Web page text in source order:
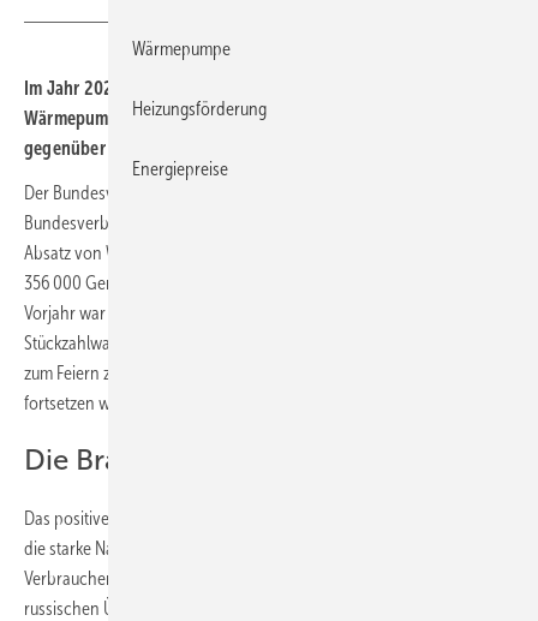
Im Jahr 2023 haben die Hersteller insgesamt 356 000 Heizungs-
Wärmepumpen verkauft. Das entspricht einem Plus von 51 %
gegenüber dem Vorjahr.
Der Bundesverband der Deutschen Heizungsindustrie (BDH) und der
Bundesverband Wärmepumpe (BWP) melden ein Rekordjahr beim
Absatz von Wärmepumpen in Deutschland. Mit einem Absatz von
356 000 Geräte und einem Wachstum von 51 % gegenüber dem
Vorjahr war 2023 das zweite Jahr in Folge mit einem
Stückzahlwachstum um mehr als 50 %. Der Branche ist dennoch kaum
zum Feiern zumute: So befürchtet, dass sich die gute Dynamik nicht
fortsetzen wird.
Die Branche ist 500.000-ready
Das positive Gesamtergebnis führen die Verbände insbesondere auf
die starke Nachfrage im 1. Halbjahr 2023 und die Sorge der
Verbraucher vor einer drohenden Gasmangellage infolge des
russischen Überfalls auf die Ukraine zurück. „Das hinter uns liegende
Wärmepumpe
Heizungsförderung
Energiepreise